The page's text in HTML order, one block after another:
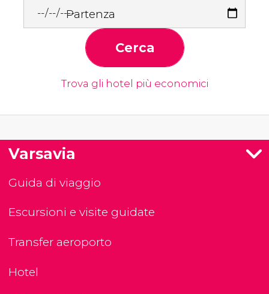
Partenza
Cerca
Trova gli hotel più economici
Varsavia
Guida di viaggio
Escursioni e visite guidate
Transfer aeroporto
Hotel